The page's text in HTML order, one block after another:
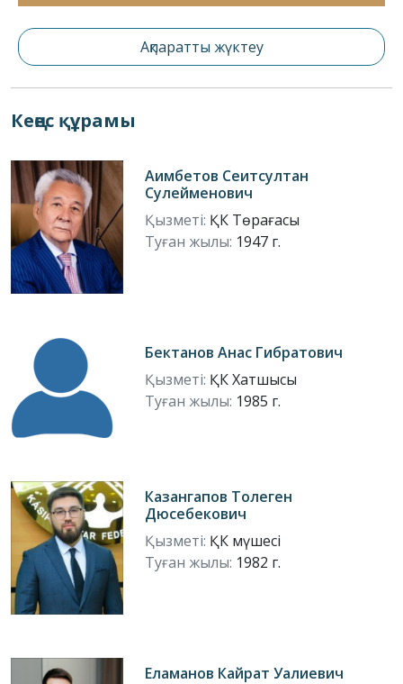
Ақпаратты жүктеу
Кеңес құрамы
Аимбетов Сеитсултан
Сулейменович
Қызметі: ҚК Төрағасы
Туған жылы: 1947 г.
Бектанов Анас Гибратович
Қызметі: ҚК Хатшысы
Туған жылы: 1985 г.
Казангапов Толеген
Дюсебекович
Қызметі: ҚК мүшесі
Туған жылы: 1982 г.
Еламанов Кайрат Уалиевич